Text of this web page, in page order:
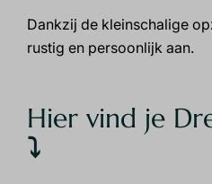
Dankzij de kleinschalige
rustig en persoonlijk aan.
Hier vind je
⤵